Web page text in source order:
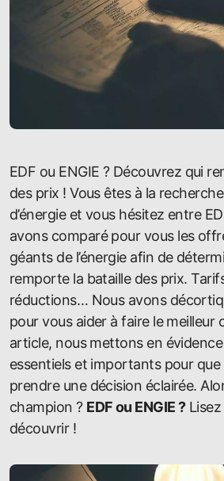
EDF ou ENGIE ? Découvrez qui remporte la bataille
des prix ! Vous êtes à la
d’énergie et vous hésitez entre
avons comparé pour vous les
géants de l’énergie afin de
remporte la bataille des prix.
réductions… Nous avons
pour vous aider à faire le meilleur
article, nous mettons en
essentiels et importants pour que
prendre une décision éclairée.
champion ? EDF ou ENGIE ?Lisez
découvrir !